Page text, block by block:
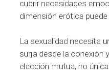
cubrir necesidades
dimensión erótica
La sexualidad necesita
surja desde la conexión
elección mutua, no